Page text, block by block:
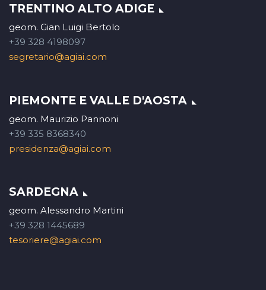
TRENTINO ALTO ADIGE
geom. Gian Luigi Bertolo
+39 328 4198097
segretario@agiai.com
PIEMONTE E VALLE D'AOSTA
geom. Maurizio Pannoni
+39 335 8368340
presidenza@agiai.com
SARDEGNA
geom. Alessandro Martini
+39 328 1445689
tesoriere@agiai.com